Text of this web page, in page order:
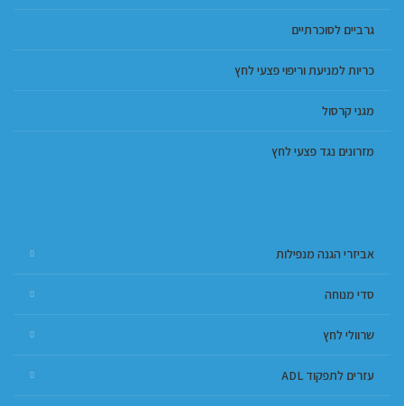
גרביים לסוכרתיים
כריות למניעת וריפוי פצעי לחץ
מגני קרסול
מזרונים נגד פצעי לחץ
אביזרי הגנה מנפילות
סדי מנוחה
שרוולי לחץ
עזרים לתפקוד ADL